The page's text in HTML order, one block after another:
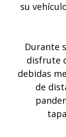
su
Durante
disfrute
debidas
de